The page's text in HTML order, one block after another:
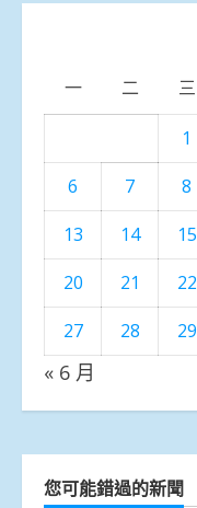
一 二 三
1
6
7 8
13
14 15
20
21 22
27
28 29
« 6 月
您可能錯過的新聞